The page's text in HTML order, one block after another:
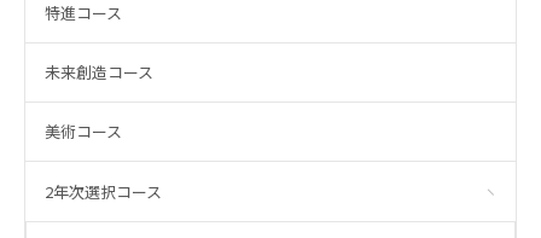
特進コース
未来創造コース
美術コース
2年次選択コース −